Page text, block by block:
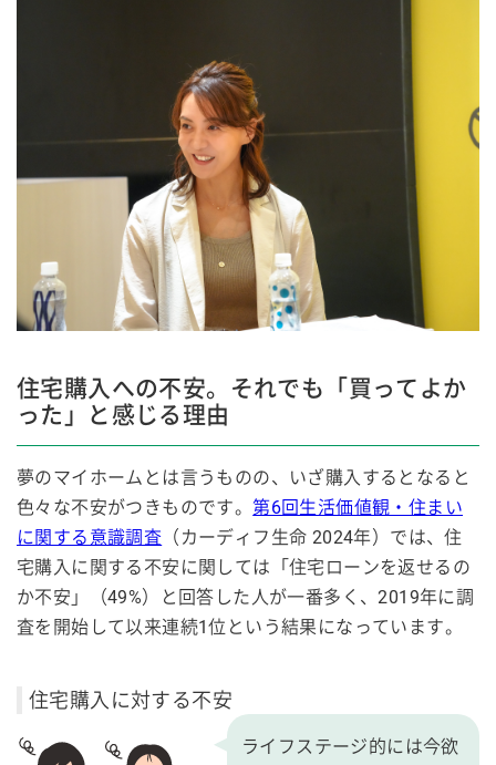
住宅購入への不安。それでも「買ってよか
った」と感じる理由
夢のマイホームとは言うものの、いざ購入するとなると
色々な不安がつきものです。第6回生活価値観・住まい
に関する意識調査 （カーディフ生命 2024年）では、住
宅購入に関する不安に関しては「住宅ローンを返せるの
か不安」（49%）と回答した人が一番多く、2019年に調
査を開始して以来連続1位という結果になっています。
住宅購入に対する不安
ライフステージ的には今欲